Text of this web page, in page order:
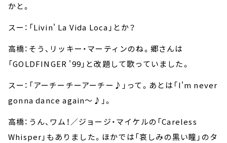
かと。
スー：「Livin' La Vida Loca」とか？
高橋：そう、リッキー・マーティンのね。郷さんは
「GOLDFINGER '99」と改題して歌っていました。
スー：「アーチーチーアーチー♪」って。あとは「I'm never
gonna dance again～♪」。
高橋：うん、ワム！／ジョージ・マイケルの「Careless
Whisper」もありました。ほかでは「哀しみの黒い瞳」のタ